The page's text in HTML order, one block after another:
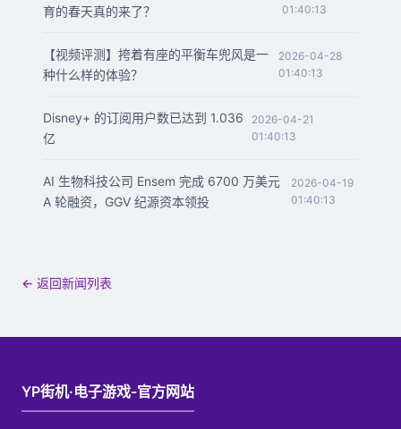
育的春天真的来了？
01:40:13
【视频评测】挎着有座的平衡车兜风是一
种什么样的体验？
2026-04-28
01:40:13
Disney+ 的订阅用户数已达到 1.036
亿
2026-04-21
01:40:13
AI 生物科技公司 Ensem 完成 6700 万美元
A 轮融资，GGV 纪源资本领投
2026-04-19
01:40:13
← 返回新闻列表
YP街机·电子游戏-官方网站